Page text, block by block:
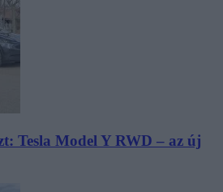
Tesla Model Y RWD – az új